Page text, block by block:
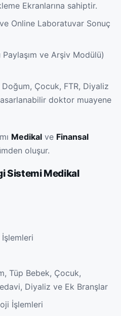
Ekranlarına sahiptir.
Online Laboratuvar Sonuç
ve Arşiv Modülü)
Çocuk, FTR, Diyaliz
doktor muayene
Medikal ve Finansal
oluşur.
Sistemi Medikal
Tüp Bebek, Çocuk,
Diyaliz ve Ek Branşlar
İşlemleri